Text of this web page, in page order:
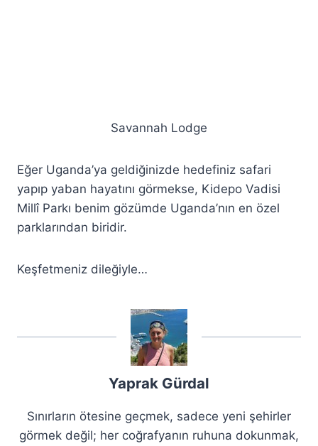
Savannah Lodge
Eğer Uganda’ya geldiğinizde hedefiniz safari
yapıp yaban hayatını görmekse, Kidepo Vadisi
Millî Parkı benim gözümde Uganda’nın en özel
parklarından biridir.
Keşfetmeniz dileğiyle…
Yaprak Gürdal
Sınırların ötesine geçmek, sadece yeni şehirler
görmek değil; her coğrafyanın ruhuna dokunmak,